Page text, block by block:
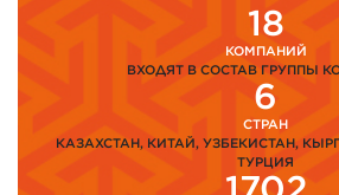
18
КОМПАНИЙ
ВХОДЯТ В СОСТАВ ГРУППЫ
6
СТРАН
КАЗАХСТАН, КИТАЙ, УЗБЕКИСТАН,
ТУРЦИЯ